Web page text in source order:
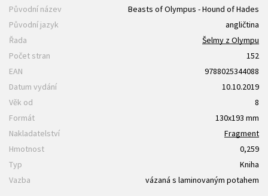
Původní název
Beasts of Olympus - Hound of Hades
Původní jazyk
angličtina
Řada
Šelmy z Olympu
Počet stran
152
EAN
9788025344088
Datum vydání
10.10.2019
Věk od
8
Formát
130x193 mm
Nakladatelství
Fragment
Hmotnost
0,259
Typ
Kniha
Vazba
vázaná s laminovaným potahem